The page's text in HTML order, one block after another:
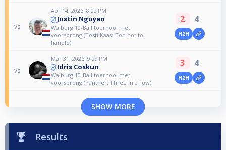
vs
Apr 14, 2026, 8:02 PM
Justin Nguyen
Walburg 10-Ball toernooi met
voorsprong (Tosti Kaas: Too hot to
handle)
2 4
H2H
vs
Mar 31, 2026, 9:29 PM
Idris Coskun
Walburg 10-Ball toernooi met
voorsprong (Panther: Three in a row)
3 4
H2H
SHOW MORE
Results